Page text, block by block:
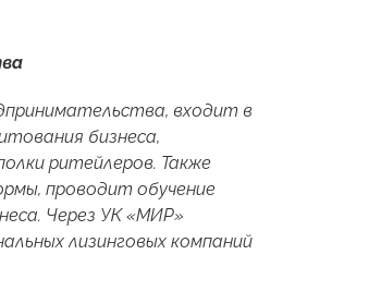
входит в
бизнеса,
ритейлеров. Также
проводит обучение
Через УК «МИР»
лизинговых компаний